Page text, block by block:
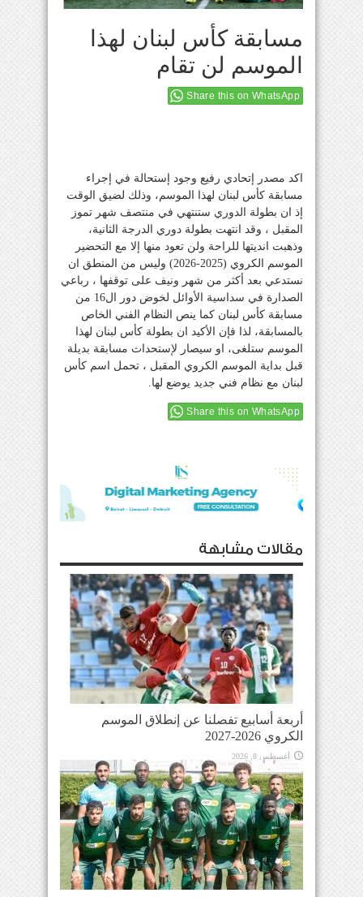
مسابقة كأس لبنان لهذا
الموسم لن تقام
Share this on WhatsApp
اكد مصدر إتحادي رفيع وجود إستحالة في إجراء
مسابقة كأس لبنان لهذا الموسم، وذلك لضيق الوقت
إذ ان بطولة الدوري ستنتهي في منتصف شهر تموز
المقبل ، وقد انتهت بطولة دوري الدرجة الثانية،
وذهبت انديتها للراحة ولن تعود منها إلا مع التحضير
الموسم الكروي (2025-2026) وليس من المنطق ان
نستدعي بعد أكثر من شهر ونيف على توقفها ، رباعي
الصدارة في سداسية الأوائل لخوض دور ال16 من
مسابقة كأس لبنان كما ينص النظام الفني الخاص
بالمسابقة، لذا فإن الأكيد ان بطولة كأس لبنان لهذا
الموسم ستلغى، او سيصار لإستحداث مسابقة بديلة
قبل بداية الموسم الكروي المقبل ، تحمل اسم كأس
لبنان مع نظام فني جديد يوضع لها.
Share this on WhatsApp
مقالات مشابهة
أربعة أسابيع تفصلنا عن إنطلاق الموسم
الكروي 2026-2027
أغسطس 8, 2026